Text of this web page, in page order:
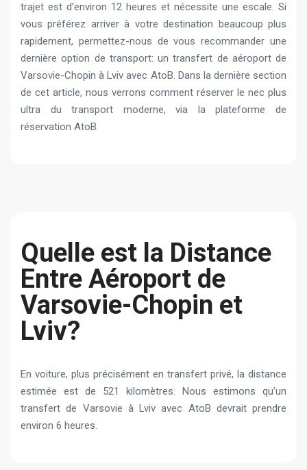
trajet est d’environ 12 heures et nécessite une escale. Si
vous préférez arriver à votre destination beaucoup plus
rapidement, permettez-nous de vous recommander une
dernière option de transport: un transfert de aéroport de
Varsovie-Chopin à Lviv avec AtoB. Dans la dernière section
de cet article, nous verrons comment réserver le nec plus
ultra du transport moderne, via la plateforme de
réservation AtoB.
Quelle est la Distance
Entre Aéroport de
Varsovie-Chopin et
Lviv?
En voiture, plus précisément en transfert privé, la distance
estimée est de 521 kilomètres. Nous estimons qu’un
transfert de Varsovie à Lviv avec AtoB devrait prendre
environ 6 heures.